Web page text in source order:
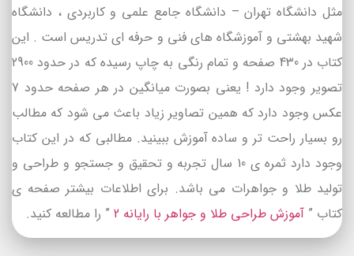
مثل دانشگاه تهران – دانشگاه جامع علمی و کاربردی ، دانشگاه
شهید بهشتی و آموزشگاه های فنی و حرفه ای تدریس است . این
کتاب در 430 صفحه و تمام رنگی به چاپ رسیده که در حدود 2900
تصویر وجود دارد ! یعنی بصورت میانگین در هر صفحه حدود 7
عکس وجود دارد که همین تصاویر زیاد باعث می شود که مطالب
رو بسیار راحت تر و ساده آموزش ببینید. مطالبی که در این کتاب
وجود دارد ثمره ی 10 سال تجربه و تحقیق و جستجو و طراحی و
تولید طلا و جواهرات می باشد. برای اطلاعات بیشتر صفحه ی
کتاب ” آموزش طراحی طلا و جواهر با رایانه 2 ” را مطالعه کنید.